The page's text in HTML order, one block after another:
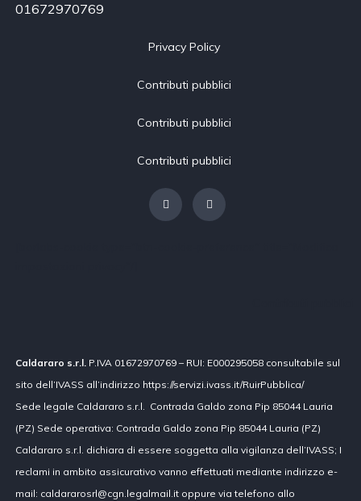
01672970769
Privacy Policy
Contributi pubblici
Contributi pubblici
Contributi pubblici
Caldararo s.r.l. P.IVA 01672970769 – RUI: E000295058 consultabile sul
sito dell’IVASS all’indirizzo https://servizi.ivass.it/RuirPubblica/
Sede legale Caldararo s.r.l. Contrada Galdo zona Pip 85044 Lauria
(PZ) Sede operativa: Contrada Galdo zona Pip 85044 Lauria (PZ)
Caldararo s.r.l. dichiara di essere soggetta alla vigilanza dell’IVASS; I
reclami in ambito assicurativo vanno effettuati mediante indirizzo e-
mail: caldararosrl@cgn.legalmail.it oppure via telefono allo